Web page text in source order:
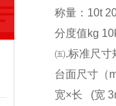
称量：10t
分度值kg
㈤.标准尺寸
台面尺寸（
宽×长 (宽